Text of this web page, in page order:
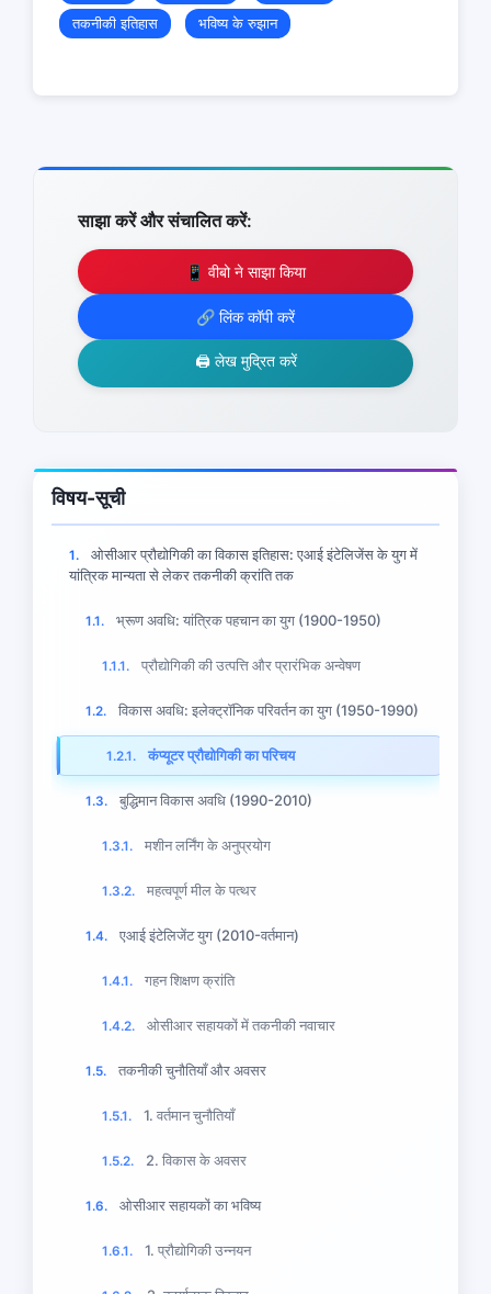
तकनीकी इतिहास भविष्य के रुझान
साझा करें और संचालित करें:
📱 वीबो ने साझा किया
🔗 लिंक कॉपी करें
🖨️ लेख मुद्रित करें
विषय-सूची
1.
ओसीआर प्रौद्योगिकी का विकास इतिहास: एआई इंटेलिजेंस के युग में
यांत्रिक मान्यता से लेकर तकनीकी क्रांति तक
1.1. भ्रूण अवधि: यांत्रिक पहचान का युग (1900-1950)
1.1.1. प्रौद्योगिकी की उत्पत्ति और प्रारंभिक अन्वेषण
1.2. विकास अवधि: इलेक्ट्रॉनिक परिवर्तन का युग (1950-1990)
1.2.1. कंप्यूटर प्रौद्योगिकी का परिचय
1.3. बुद्धिमान विकास अवधि (1990-2010)
1.3.1. मशीन लर्निंग के अनुप्रयोग
1.3.2. महत्वपूर्ण मील के पत्थर
1.4. एआई इंटेलिजेंट युग (2010-वर्तमान)
1.4.1. गहन शिक्षण क्रांति
1.4.2. ओसीआर सहायकों में तकनीकी नवाचार
1.5. तकनीकी चुनौतियाँ और अवसर
1.5.1. 1. वर्तमान चुनौतियाँ
1.5.2. 2. विकास के अवसर
1.6. ओसीआर सहायकों का भविष्य
1.6.1. 1. प्रौद्योगिकी उन्नयन